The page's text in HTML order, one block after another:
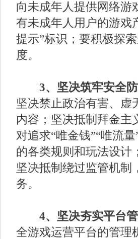
向未成年人提供网络游
有未成年人用户的游戏
提示”标识；要积极探
度。
3、坚决筑牢安全防
坚决禁止政治有害、虚
内容；坚决抵制拜金主
对追求“唯金钱”“唯流
的各类规则和玩法设计
坚决抵制绕过监管机制
务。
4、坚决夯实平台管
全游戏运营平台的管理